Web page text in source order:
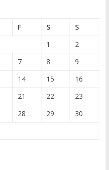
F S
S
1
2
7 8
9
14 15
16
21 22
23
28 29
30